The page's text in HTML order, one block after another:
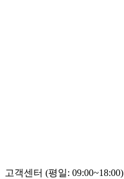
고객센터 (평일: 09:00~18:00)